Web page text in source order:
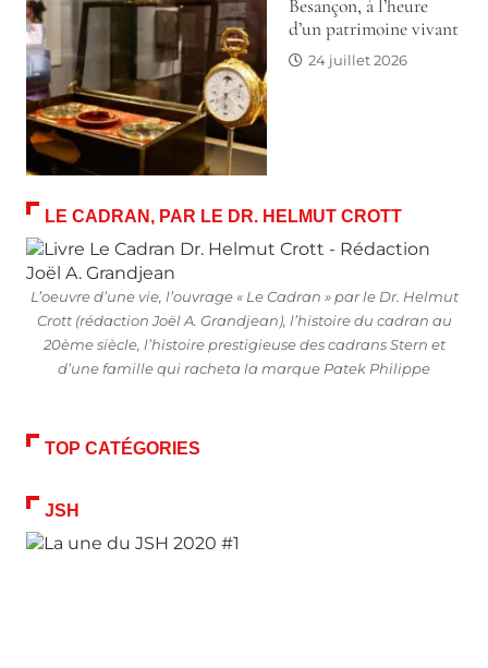
Besançon, à l’heure
d’un patrimoine vivant
24 juillet 2026
LE CADRAN, PAR LE DR. HELMUT CROTT
L’oeuvre d’une vie, l’ouvrage « Le Cadran » par le Dr. Helmut
Crott (rédaction Joël A. Grandjean), l’histoire du cadran au
20ème siècle, l’histoire prestigieuse des cadrans Stern et
d’une famille qui racheta la marque Patek Philippe
TOP CATÉGORIES
JSH